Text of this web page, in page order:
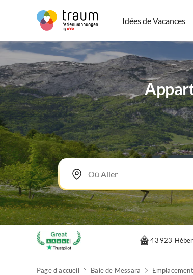
Idées de Vacances
43 923
Page d'accueil Baie de Messara